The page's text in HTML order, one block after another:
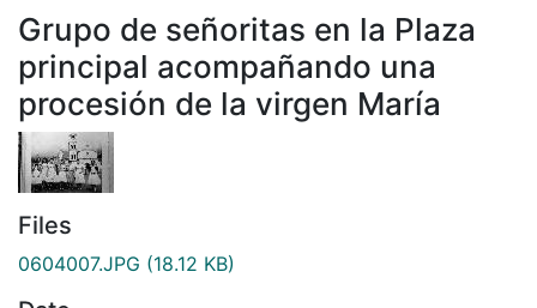
Grupo de señoritas en la Plaza
principal acompañando una
procesión de la virgen María
Files
0604007.JPG (18.12 KB)